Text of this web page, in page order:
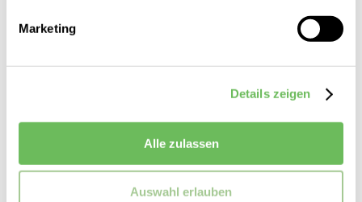
Marketing
Details zeigen
Alle zulassen
Auswahl erlauben
Damen Softshellhose Shalda II
59,99 €